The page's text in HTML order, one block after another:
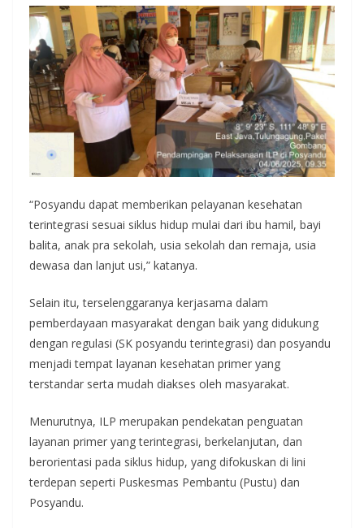
“Posyandu dapat memberikan pelayanan kesehatan
terintegrasi sesuai siklus hidup mulai dari ibu hamil, bayi
balita, anak pra sekolah, usia sekolah dan remaja, usia
dewasa dan lanjut usi,” katanya.
Selain itu, terselenggaranya kerjasama dalam
pemberdayaan masyarakat dengan baik yang didukung
dengan regulasi (SK posyandu terintegrasi) dan posyandu
menjadi tempat layanan kesehatan primer yang
terstandar serta mudah diakses oleh masyarakat.
Menurutnya, ILP merupakan pendekatan penguatan
layanan primer yang terintegrasi, berkelanjutan, dan
berorientasi pada siklus hidup, yang difokuskan di lini
terdepan seperti Puskesmas Pembantu (Pustu) dan
Posyandu.